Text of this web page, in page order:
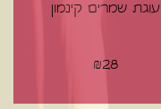
עוגת שמרים קינמון
₪28